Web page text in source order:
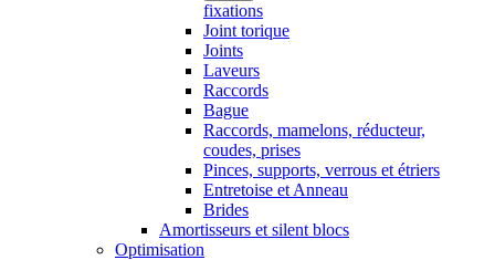
fixations
Joint torique
Joints
Laveurs
Raccords
Bague
Raccords, mamelons, réducteur,
coudes, prises
Pinces, supports, verrous et étriers
Entretoise et Anneau
Brides
Amortisseurs et silent blocs
Optimisation